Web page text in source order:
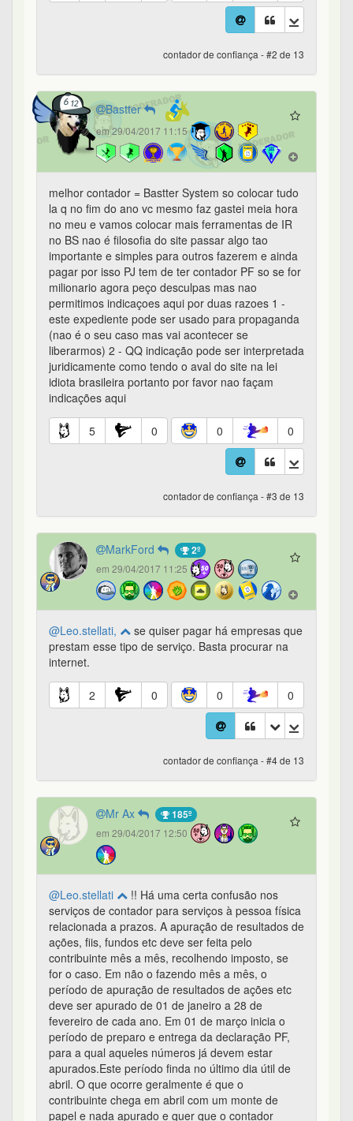
contador de confiança - #2 de 13
Bastter
em 29/04/2017 11:15
melhor contador = Bastter System so colocar tudo
la q no fim do ano vc mesmo faz gastei meia hora
no meu e vamos colocar mais ferramentas de IR
no BS nao é filosofia do site passar algo tao
importante e simples para outros fazerem e ainda
pagar por isso PJ tem de ter contador PF so se for
milionario agora peço desculpas mas nao
permitimos indicaçoes aqui por duas razoes 1 -
este expediente pode ser usado para propaganda
(nao é o seu caso mas vai acontecer se
liberarmos) 2 - QQ indicação pode ser interpretada
juridicamente como tendo o aval do site na lei
idiota brasileira portanto por favor nao façam
indicações aqui
5 0 0 0
contador de confiança - #3 de 13
MarkFord 2º
em 29/04/2017 11:25
@Leo.stellati,
se quiser pagar há empresas que
prestam esse tipo de serviço. Basta procurar na
internet.
2 0 0 0
contador de confiança - #4 de 13
Mr Ax 185º
em 29/04/2017 12:50
@Leo.stellati
!! Há uma certa confusão nos
serviços de contador para serviços à pessoa física
relacionada a prazos. A apuração de resultados de
ações, fiis, fundos etc deve ser feita pelo
contribuinte mês a mês, recolhendo imposto, se
for o caso. Em não o fazendo mês a mês, o
período de apuração de resultados de ações etc
deve ser apurado de 01 de janeiro a 28 de
fevereiro de cada ano. Em 01 de março inicia o
período de preparo e entrega da declaração PF,
para a qual aqueles números já devem estar
apurados.Este período finda no último dia útil de
abril. O que ocorre geralmente é que o
contribuinte chega em abril com um monte de
papel e nada apurado e quer que o contador